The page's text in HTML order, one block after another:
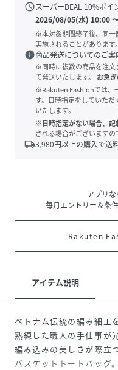
scheduleスーパーDEAL 10%ポイ
2026/08/05(水) 10:00
※本対象期間終了後、同一
実施されることがあります。
info商品発送についてのご案
※同時に複数の商品を注文
て発送いたします。
お急
※Rakuten Fashionでは、
す。日時指定をしていた
いたします。
※日時指定がない場合、記
される場合がございますの
local_shipping3,980円以上の購入で送
アプリ
毎月エントリー＆条
Rakuten
アイテム説明
ベトナム伝統の編み細工
熟練した職人の手仕事が
編み込みの美しさが際立
バスケットトートバッグ。